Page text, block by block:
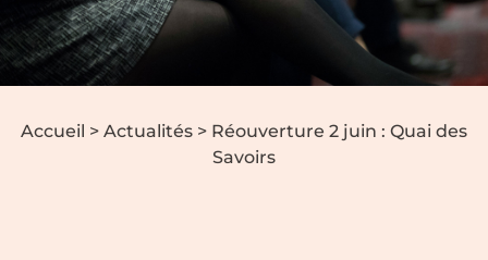
Accueil > Actualités > Réouverture 2 juin : Quai des
Savoirs